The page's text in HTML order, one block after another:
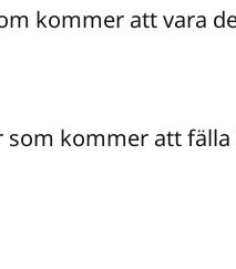
kommer att vara
som kommer att